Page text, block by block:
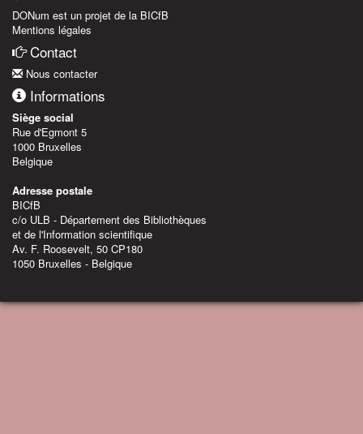
DONum est un projet de la BICfB
Mentions légales
Contact
Nous contacter
Informations
Siège social
Rue d'Egmont 5
1000 Bruxelles
Belgique
Adresse postale
BICfB
c/o ULB - Département des Bibliothèques
et de l'Information scientifique
Av. F. Roosevelt, 50 CP180
1050 Bruxelles - Belgique